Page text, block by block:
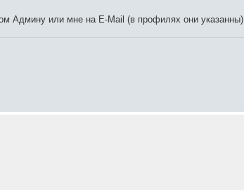
Админу или мне на E-Mail (в профилях они указанны)